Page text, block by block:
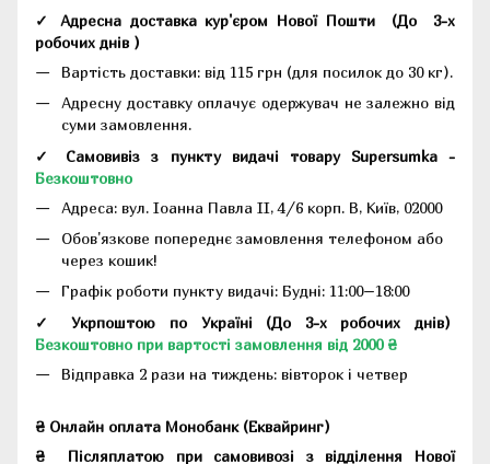
✓ Адресна доставка кур'єром Нової Пошти (До 3-х
робочих днів )
Вартість доставки: від 115 грн (для посилок до 30 кг).
Адресну доставку оплачує одержувач не залежно від
суми замовлення.
✓ Самовивіз з пункту видачі товару Supersumka -
Безкоштовно
Адреса: вул. Іоанна Павла II, 4/6 корп. В, Київ, 02000
Обов'язкове попереднє замовлення телефоном або
через кошик!
Графік роботи пункту видачі: Будні: 11:00–18:00
✓ Укрпоштою по Україні (До 3-х робочих днів)
Безкоштовно при вартості замовлення від 2000 ₴
Відправка 2 рази на тиждень: вівторок і четвер
₴ Онлайн оплата Монобанк (Еквайринг)
₴
Післяплатою при самовивозі з відділення Нової